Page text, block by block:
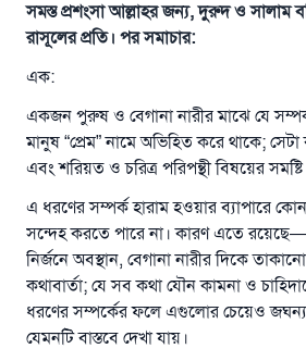
সমস্ত প্রশংসা আল্লাহর জন্য, দুরুদ ও সালাম
রাসূলের প্রতি। পর সমাচার:
এক:
একজন পুরুষ ও বেগানা নারীর মাঝে যে
মানুষ “প্রেম” নামে অভিহিত করে থাকে;
এবং শরিয়ত ও চরিত্র পরিপন্থী বিষয়ের
এ ধরণের সম্পর্ক হারাম হওয়ার ব্যাপারে
সন্দেহ করতে পারে না। কারণ এতে রয়েছে—
নির্জনে অবস্থান, বেগানা নারীর দিকে
কথাবার্তা; যে সব কথা যৌন কামনা ও
ধরণের সম্পর্কের ফলে এগুলোর চেয়েও
যেমনটি বাস্তবে দেখা যায়।